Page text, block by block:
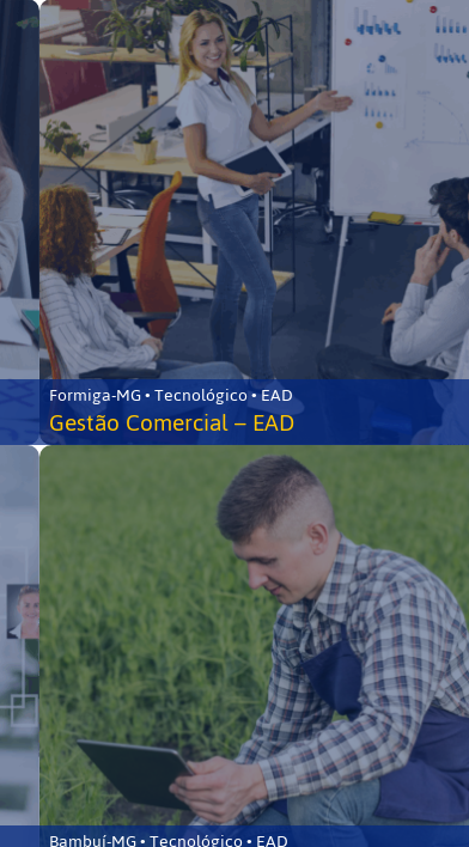
Formiga-MG • Tecnológico • EAD
Gestão Comercial – EAD